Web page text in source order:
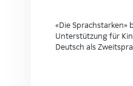
«Die Sprachstarken»
Unterstützung für
Deutsch als